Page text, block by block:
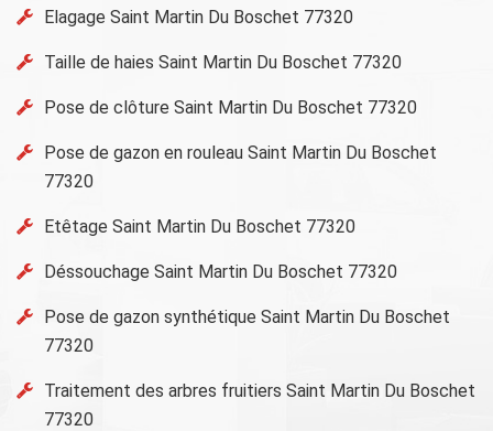
Elagage Saint Martin Du Boschet 77320
Taille de haies Saint Martin Du Boschet 77320
Pose de clôture Saint Martin Du Boschet 77320
Pose de gazon en rouleau Saint Martin Du Boschet
77320
Etêtage Saint Martin Du Boschet 77320
Déssouchage Saint Martin Du Boschet 77320
Pose de gazon synthétique Saint Martin Du Boschet
77320
Traitement des arbres fruitiers Saint Martin Du Boschet
77320